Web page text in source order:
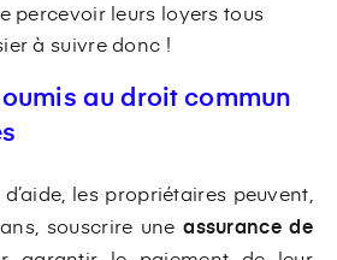
percevoir leurs loyers tous
à suivre donc !
au droit commun
les propriétaires peuvent,
souscrire uneassurance de